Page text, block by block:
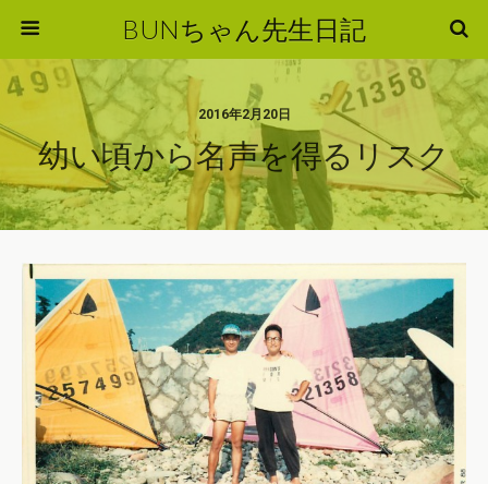
BUNちゃん先生日記
2016年2月20日
幼い頃から名声を得るリスク